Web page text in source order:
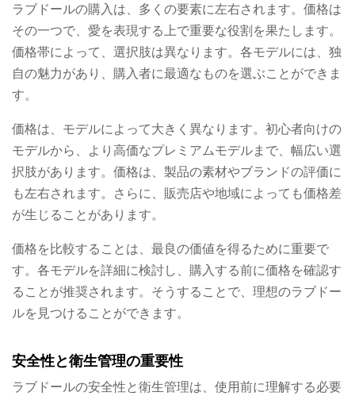
ラブドールの購入は、多くの要素に左右されます。価格は
その一つで、愛を表現する上で重要な役割を果たします。
価格帯によって、選択肢は異なります。各モデルには、独
自の魅力があり、購入者に最適なものを選ぶことができま
す。
価格は、モデルによって大きく異なります。初心者向けの
モデルから、より高価なプレミアムモデルまで、幅広い選
択肢があります。価格は、製品の素材やブランドの評価に
も左右されます。さらに、販売店や地域によっても価格差
が生じることがあります。
価格を比較することは、最良の価値を得るために重要で
す。各モデルを詳細に検討し、購入する前に価格を確認す
ることが推奨されます。そうすることで、理想のラブドー
ルを見つけることができます。
安全性と衛生管理の重要性
ラブドールの安全性と衛生管理は、使用前に理解する必要